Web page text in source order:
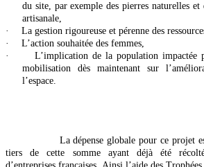
du site, par exemple des pierres naturelles
artisanale,
·
La gestion rigoureuse et pérenne des
·
L’action souhaitée des femmes,
·
L’implication de la population impactée
mobilisation dès maintenant sur
l’espace.
La dépense globale pour ce projet est
tiers de cette somme ayant déjà été